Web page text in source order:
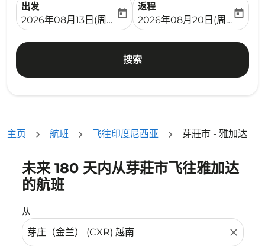
出发
fc-booking-departure-date-aria-label
2026年08月13日(周四)
today
返程
fc-booking-return-date-
2026年08月20日(周四)
today
搜索
主页 航班 飞往印度尼西亚 芽莊市 - 雅加达
未来 180 天内从芽莊市飞往雅加达
的航班
从
close
没有符合您的筛选条件的机票。请调整您的筛选条件。